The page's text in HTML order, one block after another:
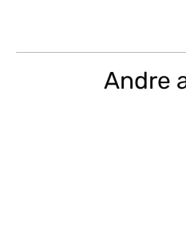
Andre